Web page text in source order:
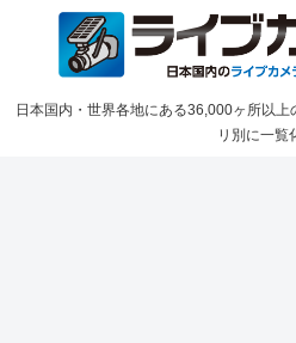
日本国内・世界各地にある36,000ヶ所以
リ別に一覧